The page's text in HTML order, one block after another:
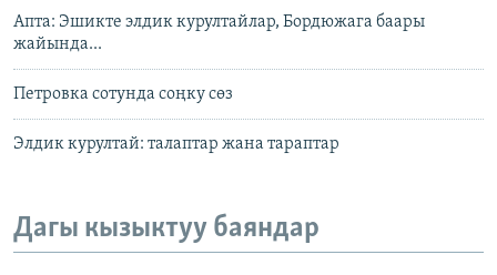
Апта: Эшикте элдик курултайлар, Бордюжага баары
жайында...
Петровка сотунда соңку сөз
Элдик курултай: талаптар жана тараптар
Дагы кызыктуу баяндар